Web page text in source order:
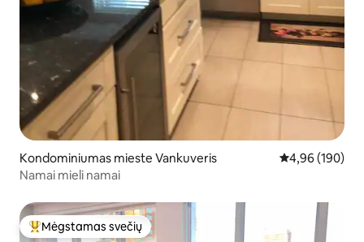
Kondominiumas mieste Vankuveris Vidutinis
4,96 (190)
Namai mieli namai
Svečių mėgstamiausias
Mėgstamas svečių